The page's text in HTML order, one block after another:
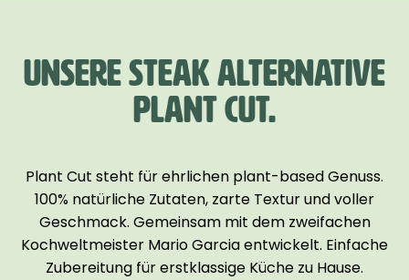
UNSERE STEAK ALTERNATIVE
PLANT CUT.
Plant Cut steht für ehrlichen plant-based Genuss.
100% natürliche Zutaten, zarte Textur und voller
Geschmack. Gemeinsam mit dem zweifachen
Kochweltmeister Mario Garcia entwickelt. Einfache
Zubereitung für erstklassige Küche zu Hause.